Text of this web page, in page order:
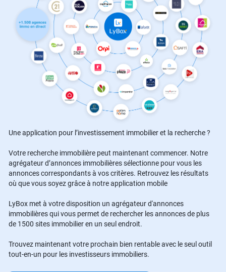
Une application pour l’investissement immobilier et la recherche ?
Votre recherche immobilière peut maintenant commencer. Notre
agrégateur d’annonces immobilières sélectionne pour vous les
annonces correspondants à vos critères. Retrouvez les résultats
où que vous soyez grâce à notre application mobile
LyBox met à votre disposition un agrégateur d'annonces
immobilières qui vous permet de rechercher les annonces de plus
de 1500 sites immobilier en un seul endroit.
Trouvez maintenant votre prochain bien rentable avec le seul outil
tout-en-un pour les investisseurs immobiliers.